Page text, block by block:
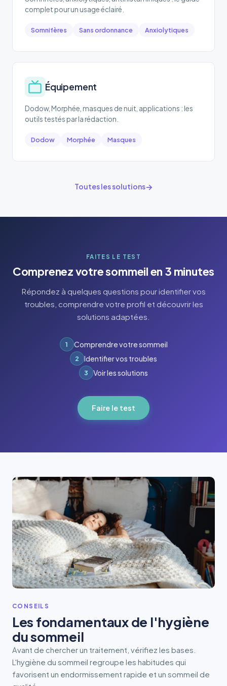
complet pour un usage éclairé.
Somnifères Sans ordonnance Anxiolytiques
Équipement
Dodow, Morphée, masques de nuit, applications : les
outils testés par la rédaction.
Dodow Morphée Masques
Toutes les solutions
FAITES LE TEST
Comprenez votre sommeil en 3 minutes
Répondez à quelques questions pour identifier vos
troubles, comprendre votre profil et découvrir les
solutions adaptées.
1 Comprendre votre sommeil
2 Identifier vos troubles
3 Voir les solutions
Faire le test
CONSEILS
Les fondamentaux de l'hygiène
du sommeil
Avant de chercher un traitement, vérifiez les bases.
L'hygiène du sommeil regroupe les habitudes qui
favorisent un endormissement rapide et un sommeil de